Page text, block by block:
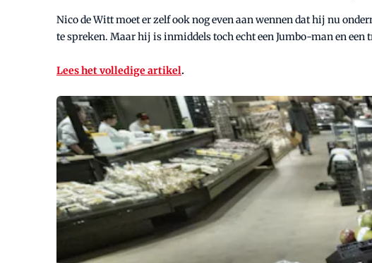
Nico de Witt moet er zelf ook nog even aan wennen dat hij nu
te spreken. Maar hij is inmiddels toch echt een Jumbo-man en
Lees het volledige artikel.